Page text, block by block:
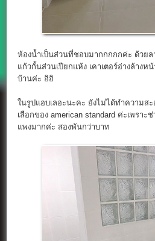
ห้องน้ำเป็นส่วนที่ชอบมากกกกกค่ะ ด้วยล
แก้วกั้นส่วนเปียกแห้ง เคาเตอร์อ่างล้าง
บ้านค่ะ อิอิ
ในรูปแอบเลอะนะคะ ยังไม่ได้ทำความส
เลือกของ american standard ค่ะเพราะ
แพงมากค่ะ สองพันกว่าบาท